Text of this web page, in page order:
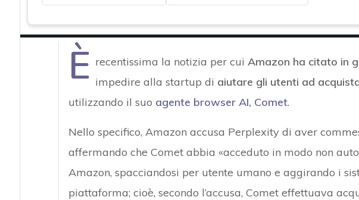
È recentissima la notizia per cui Amazon ha citato in
impedire alla startup di aiutare gli utenti ad
utilizzando il suo agente browser AI, Comet.
Nello specifico, Amazon accusa Perplexity di aver
affermando che Comet abbia «acceduto in modo non
Amazon, spacciandosi per utente umano e aggirando i
piattaforma; cioè, secondo l’accusa, Comet effettuava